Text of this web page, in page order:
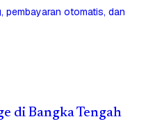
pembayaran otomatis, dan
di Bangka Tengah